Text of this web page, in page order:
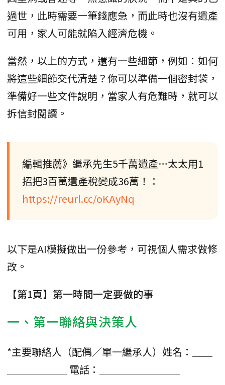
過世，此時需要一筆錢應急，而此時也沒有遺產
可用，家人可能就陷入經濟危機。
當然，以上的方式，還有一些細節，例如：如何
將這些細節交代清楚？你可以準備一個密封袋，
準備好一些文件說明，當家人有危難時，就可以
拆信封閱讀。
編輯推薦》繼承先生5千萬遺產…太太用1
招把3百萬遺產稅變成36萬！：
https://reurl.cc/oKAyNq
以下是AI模擬做出一份參考，可視個人需求做修
改。
【第1頁】第一時間一定要做的事
一、第一聯絡與決策人
*主要聯絡人（配偶／單一繼承人）姓名：＿＿
＿＿＿＿＿＿ 電話：＿＿＿＿＿＿＿＿